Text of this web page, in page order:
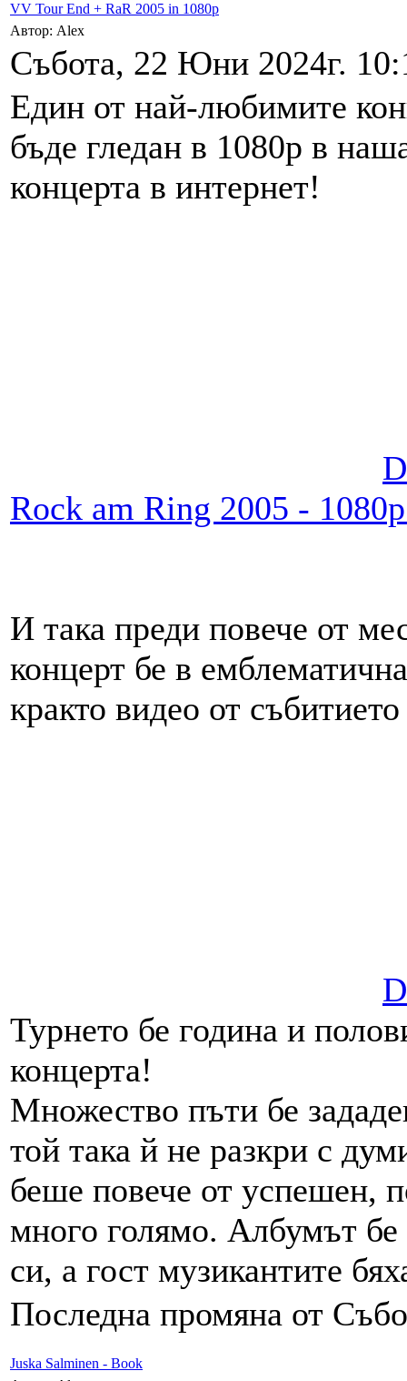
VV Tour End + RaR 2005 in 1080p
Автор: Alex
Събота, 22 Юни 2024г.
Един от най-любимитe
бъде гледан в 1080р в
концерта в интернет!
Rock am Ring 2005 -
И така преди повече от
концерт бе в
кракто видео от
Турнето бе година и
концерта!
Множество пъти бе
той така й не разкри с
беше повече от успешен,
много голямо. Албумът бе
си, а гост музикантите
Последна промяна от
Juska Salminen - Book